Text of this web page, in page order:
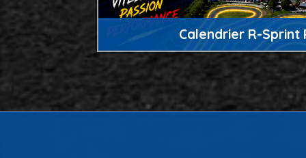
Calendrier R-Sprint